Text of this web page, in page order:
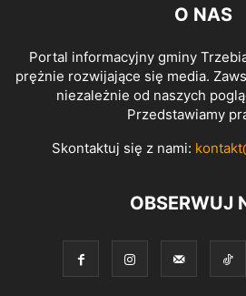
O NAS
Portal informacyjny gminy
prężnie rozwijające się media.
niezależnie od naszych
Przedstawiamy
Skontaktuj się z nami:
OBSERWUJ